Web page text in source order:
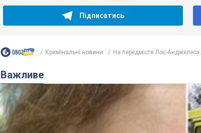
Підписатись
Кримінальні новини На передмістя Лос-Анджелеса...
Важливе